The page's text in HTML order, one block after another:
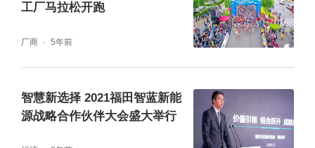
可以预见到的是,此次品鉴会,新宝骏小Biu智慧
汽车将会高能登场、上演炸街模式。除了第一
工厂马拉松开跑
厂商 5年前
智慧新选择 2021福田智蓝新能
源战略合作伙伴大会盛大举行